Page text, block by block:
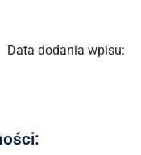
Data dodania wpisu: